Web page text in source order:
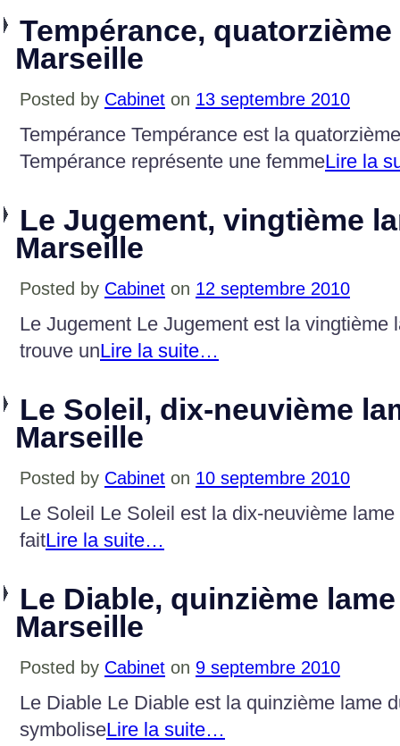
Tempérance,
Marseille
Posted by Cabinet on 13 septembre 2010
Tempérance Tempérance est la
Tempérance représente une femmeLire la
Le Jugement, vingtième
Marseille
Posted by Cabinet on 12 septembre 2010
Le Jugement Le Jugement est la vingtième
trouve unLire la suite…
Le Soleil, dix-neuvième
Marseille
Posted by Cabinet on 10 septembre 2010
Le Soleil Le Soleil est la dix-neuvième
faitLire la suite…
Le Diable, quinzième
Marseille
Posted by Cabinet on 9 septembre 2010
Le Diable Le Diable est la quinzième lame
symboliseLire la suite…